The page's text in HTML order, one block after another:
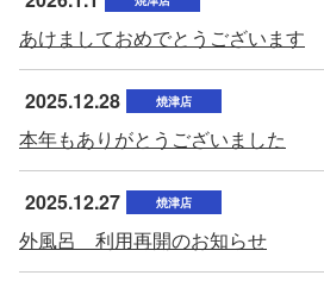
あけましておめでとうございます
2025.12.28 焼津店
本年もありがとうございました
2025.12.27 焼津店
外風呂 利用再開のお知らせ